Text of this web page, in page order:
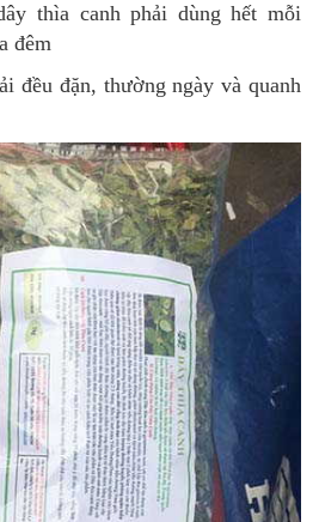
thìa canh phải dùng hết mỗi
đêm
đều đặn, thường ngày và quanh